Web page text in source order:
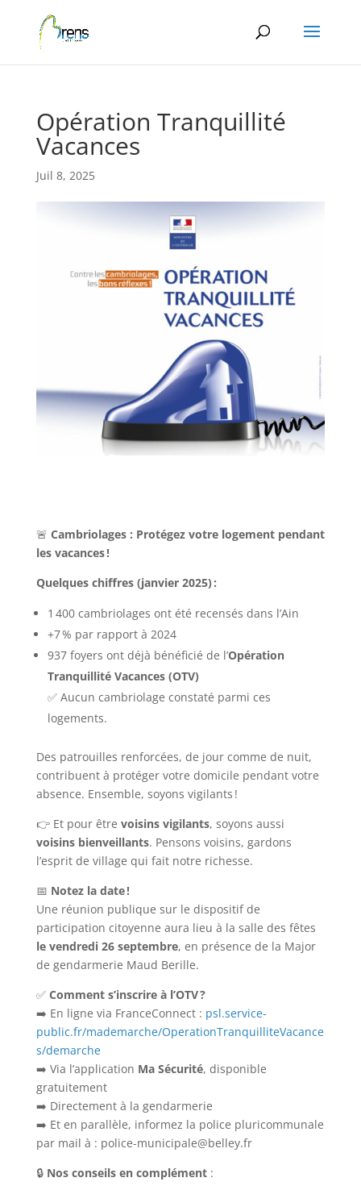
Opération Tranquillité
Vacances
Juil 8, 2025
🚨 Cambriolages : Protégez votre logement pendant
les vacances !
Quelques chiffres (janvier 2025) :
1 400 cambriolages ont été recensés dans l’Ain
+7 % par rapport à 2024
937 foyers ont déjà bénéficié de l’Opération
Tranquillité Vacances (OTV)
✅ Aucun cambriolage constaté parmi ces
logements.
Des patrouilles renforcées, de jour comme de nuit,
contribuent à protéger votre domicile pendant votre
absence. Ensemble, soyons vigilants !
👉 Et pour être voisins vigilants, soyons aussi
voisins bienveillants. Pensons voisins, gardons
l’esprit de village qui fait notre richesse.
📅 Notez la date !
Une réunion publique sur le dispositif de
participation citoyenne aura lieu à la salle des fêtes
le vendredi 26 septembre, en présence de la Major
de gendarmerie Maud Berille.
✅ Comment s’inscrire à l’OTV ?
➡️ En ligne via FranceConnect : psl.service-
public.fr/mademarche/OperationTranquilliteVacance
s/demarche
➡️ Via l’application Ma Sécurité, disponible
gratuitement
➡️ Directement à la gendarmerie
➡️ Et en parallèle, informez la police pluricommunale
par mail à : police-municipale@belley.fr
🔒 Nos conseils en complément: